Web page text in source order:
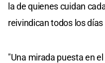
la de quienes cuidan
reivindican todos los
"Una mirada puesta en